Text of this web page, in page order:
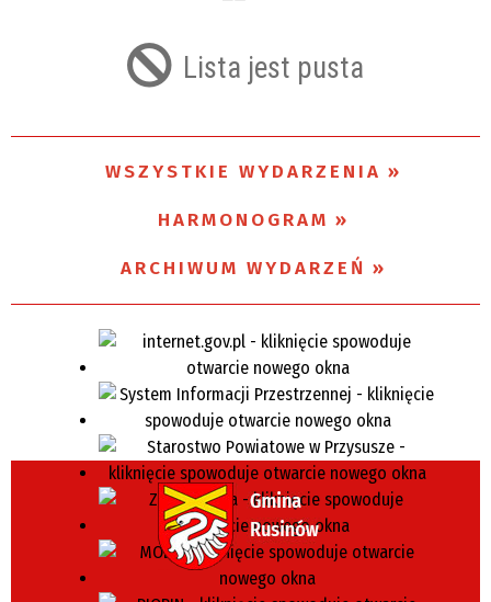
Trwające w zakresie Lista jest pusta
WSZYSTKIE WYDARZENIA
HARMONOGRAM
ARCHIWUM WYDARZEŃ